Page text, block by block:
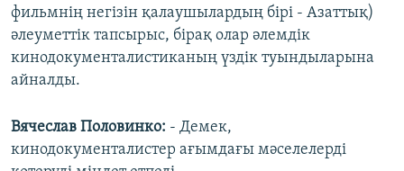
фильмнің негізін қалаушылардың бірі - Азаттық)
әлеуметтік тапсырыс, бірақ олар әлемдік
кинодокументалистиканың үздік туындыларына
айналды.
Вячеслав Половинко: - Демек,
кинодокументалистер ағымдағы мәселелерді